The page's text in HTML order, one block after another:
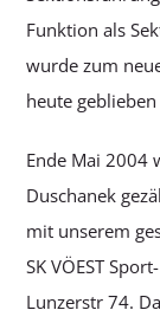
Funktion als
wurde zum
heute geblieben
Ende Mai 2004
Duschanek
mit unserem
SK VÖEST
Lunzerstr 74.